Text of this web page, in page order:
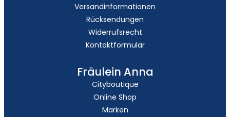
Versandinformationen
Rücksendungen
Widerrufsrecht
Kontaktformular
Fräulein Anna
Cityboutique
Online Shop
Marken